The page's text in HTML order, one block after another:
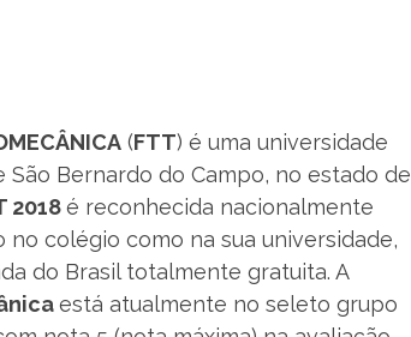
(FTT) é uma universidade
Bernardo do Campo, no estado de
2018é reconhecida nacionalmente
colégio como na sua universidade,
do Brasil totalmente gratuita. A
está atualmente no seleto grupo